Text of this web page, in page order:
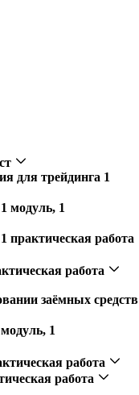
для трейдинга 1
1 модуль, 1
практическая работа
работа
заёмных средств
1
работа
работа